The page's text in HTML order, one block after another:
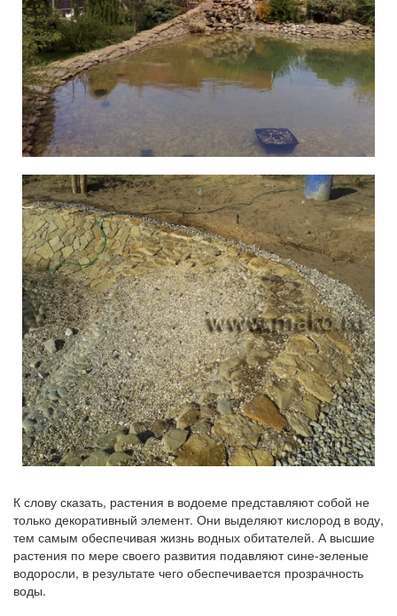
К слову сказать, растения в водоеме представляют собой не
только декоративный элемент. Они выделяют кислород в воду,
тем самым обеспечивая жизнь водных обитателей. А высшие
растения по мере своего развития подавляют сине-зеленые
водоросли, в результате чего обеспечивается прозрачность
воды.